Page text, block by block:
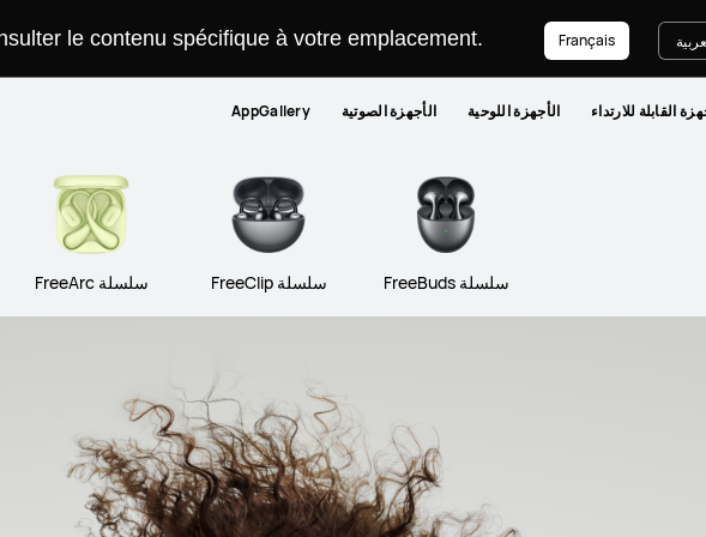
le contenu spécifique à votre emplacement. Français
القابلة للارتداء الأجهزة اللوحية الأجهزة الصوتية AppGallery
سلسلة FreeBuds سلسلة FreeClip سلسلة FreeArc